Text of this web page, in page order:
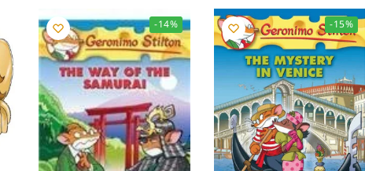
-15%
-14%